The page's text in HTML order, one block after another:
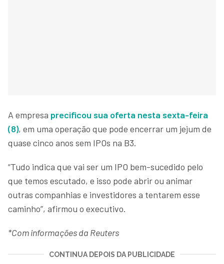
A empresa precificou sua oferta nesta sexta-feira
(8), em uma operação que pode encerrar um jejum de
quase cinco anos sem IPOs na B3.
“Tudo indica que vai ser um IPO bem-sucedido pelo
que temos escutado, e isso pode abrir ou animar
outras companhias e investidores a tentarem esse
caminho”, afirmou o executivo.
*Com informações da Reuters
CONTINUA DEPOIS DA PUBLICIDADE